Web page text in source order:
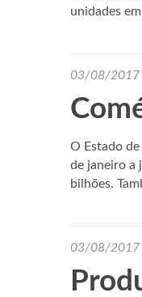
unidades
03/08/2017
O Estado
de janeiro a
bilhões.
03/08/2017